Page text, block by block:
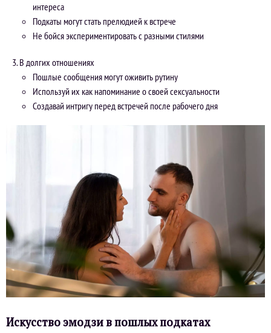
интереса
Подкаты могут стать прелюдией к встрече
Не бойся экспериментировать с разными стилями
В долгих отношениях
Пошлые сообщения могут оживить рутину
Используй их как напоминание о своей сексуальности
Создавай интригу перед встречей после рабочего дня
Искусство эмодзи в пошлых подкатах